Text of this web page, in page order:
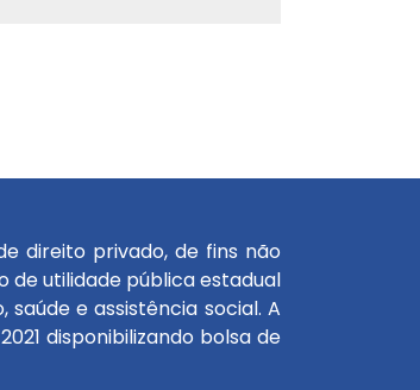
direito privado, de fins não
de utilidade pública estadual
e assistência social. A
disponibilizando bolsa de